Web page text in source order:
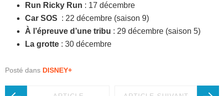
Run Ricky Run : 17 décembre
Car SOS : 22 décembre (saison 9)
À l’épreuve d’une tribu : 29 décembre (saison 5)
La grotte : 30 décembre
Posté dans DISNEY+